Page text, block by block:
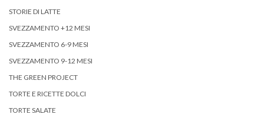
STORIE DI LATTE
SVEZZAMENTO +12 MESI
SVEZZAMENTO 6-9 MESI
SVEZZAMENTO 9-12 MESI
THE GREEN PROJECT
TORTE E RICETTE DOLCI
TORTE SALATE